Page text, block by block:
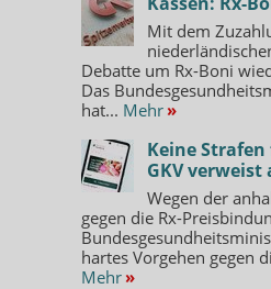
Mit dem
Debatte um Rx-Boni
Das
hat... Mehr »
Keine
GKV verweist
Wegen der
gegen die Rx-
hartes Vorgehen gegen
Mehr »